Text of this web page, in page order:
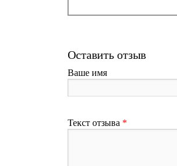
Оставить отзыв
Ваше имя
Текст отзыва *